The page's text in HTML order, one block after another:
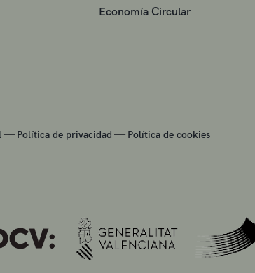
Economía Circular
— Política de privacidad — Política de cookies